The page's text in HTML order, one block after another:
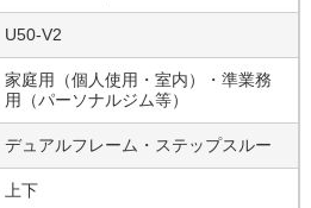
U50-V2
家庭用（個人使用・室内）・準業務
用（パーソナルジム等）
デュアルフレーム・ステップスルー
上下